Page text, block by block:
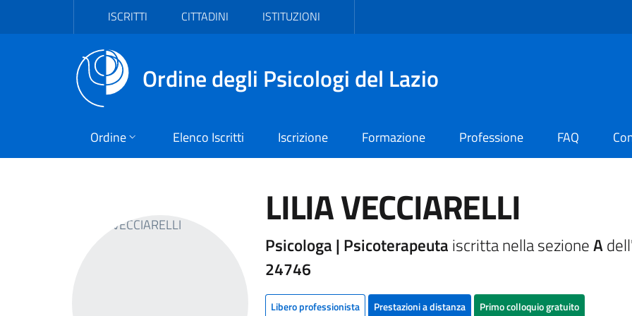
Vai al contenuto principale
ISCRITTI CITTADINI ISTITUZIONI
Ordine degli Psicologi del Lazio
Ordine Elenco Iscritti Iscrizione Formazione Professione FAQ
LILIA VECCIARELLI
Psicologa | Psicoterapeuta iscritta nella sezioneA
24746
Libero professionista Prestazioni a distanza Primo colloquio gratuito